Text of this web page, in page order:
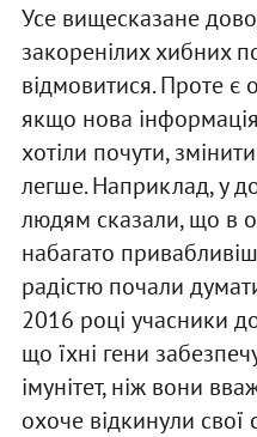
Усе вищесказане
закоренілих хибних
відмовитися. Проте
якщо нова
хотіли почути,
легше. Наприклад, у
людям сказали, що в
набагато
радістю почали
2016 році учасники
що їхні гени
імунітет, ніж вони
охоче відкинули свої